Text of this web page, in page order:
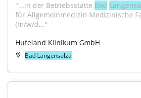
"...in der Betriebsstätte Bad
für Allgemeinmedizin Medizinische
(m/w/d..."
Hufeland Klinikum GmbH
Bad Langensalza